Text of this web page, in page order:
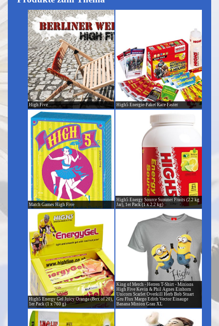
High Five High5 Energie-Paket Race Faster
Match Games High Five
High5 Energy Source Summer Fruits (2.2 kg
Jar), 1er Pack (1 x 2.2 kg)
High5 Energy Gel Juicy Orange (Box of 20),
1er Pack (1 x 760 g)
King of Merch - Herren T-Shirt - Minions
High Five Kevin & Phil Agnes Einhorn
Unicorn Scarlet Overkill Herb Bob Stuart
Gru Flux Margo Edith Vector Einauge
Banana Minion Grau XL